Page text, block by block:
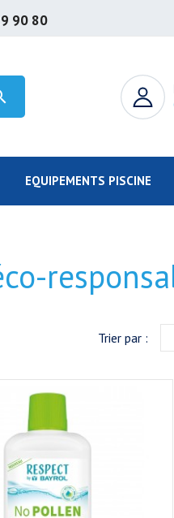
90 80
EQUIPEMENTS PISCINE
Trier par :